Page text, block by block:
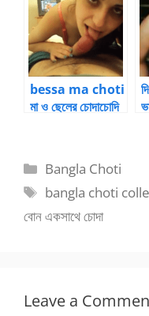
bessa ma choti
মা ও ছেলের চোদাচোদি
Categories
Bangla Choti
Tags
bangla choti
বোন একসাথে চোদা
Leave a